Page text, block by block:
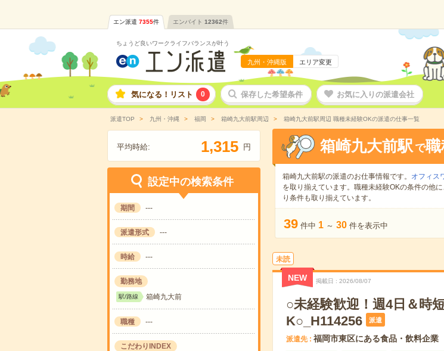
エン派遣 7355件 エンバイト 12362件
ちょうど良いワークライフバランスが叶う
九州・沖縄版 エリア変更
気になる！リスト 0 保存した希望条件 お気に入りの派遣会社
派遣TOP 九州・沖縄 福岡 箱崎九大前駅周辺 箱崎九大前駅周辺 職種未経験OKの派遣の仕事一覧
平均時給: 1,315 円
設定中の検索条件
期間 ---
派遣形式 ---
時給 ---
勤務地
駅/路線 箱崎九大前
職種 ---
こだわりINDEX
箱崎九大前駅 で
箱崎九大前駅の派遣のお仕事情報です。 オフィス
を取り揃えています。職種未経験OKの条件の他に
り条件も取り揃えています。
39 件中 1 ～ 30 件を表示中
未読
NEW 掲載日 2026/08/07
○未経験歓迎！週4日＆時
K○_H114256
派遣
派遣先 福岡市東区にある食品・飲料企業